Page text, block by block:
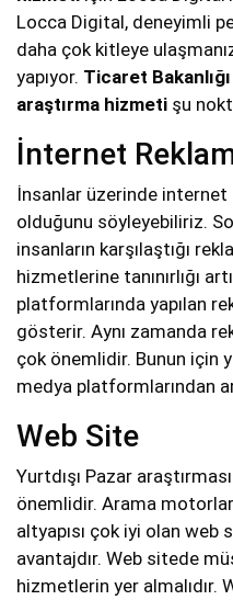
Locca Digital, deneyimli
daha çok kitleye
yapıyor. Ticaret
araştırma hizmeti şu
İnternet
İnsanlar üzerinde internet
olduğunu söyleyebiliriz.
insanların karşılaştığı
hizmetlerine tanınırlığı
platformlarında yapılan
gösterir. Aynı zamanda
çok önemlidir. Bunun için
medya platformlarından
Web Site
Yurtdışı Pazar
önemlidir. Arama
altyapısı çok iyi olan
avantajdır. Web sitede
hizmetlerin yer almalıdır.